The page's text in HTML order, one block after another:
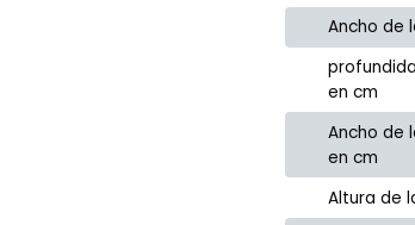
Ancho de
en cm
Ancho de
en cm
Altura de